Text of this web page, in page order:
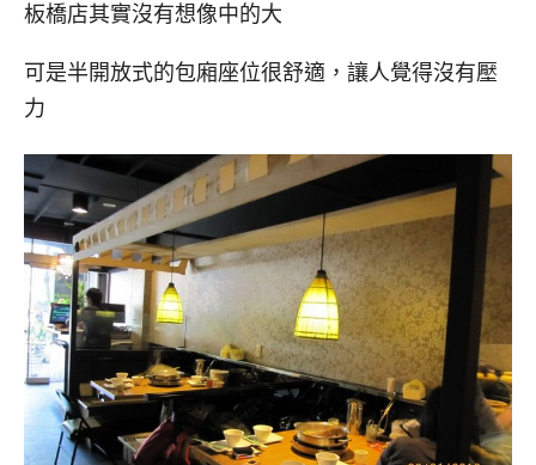
板橋店其實沒有想像中的大
可是半開放式的包廂座位很舒適，讓人覺得沒有壓
力